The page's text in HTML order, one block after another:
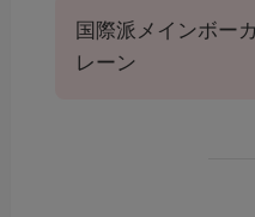
国際派メインボー
レーン